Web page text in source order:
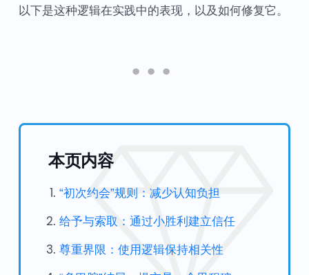
以下是这种逻辑在实践中的表现，以及如何修复它。
本页内容
“初次约会”规则：减少认知负担
给予与索取：通过小胜利建立信任
尊重界限：使用逻辑保持相关性